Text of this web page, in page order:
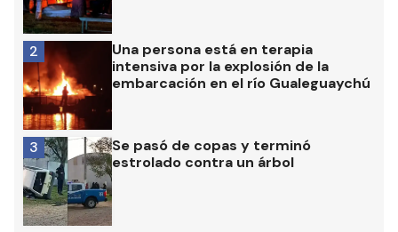
Una persona está en terapia
intensiva por la explosión de la
embarcación en el río Gualeguaychú
2
Se pasó de copas y terminó
estrolado contra un árbol
3